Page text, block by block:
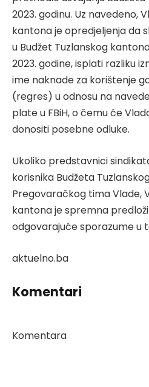
2023. godinu. Uz navedeno,
kantona je opredjeljenja da
u Budžet Tuzlanskog
2023. godine, isplati razliku
ime naknade za korištenje
(regres) u odnosu na
plate u FBiH, o čemu će
donositi posebne odluke.
Ukoliko predstavnici
korisnika Budžeta
Pregovaračkog tima Vlade,
kantona je spremna
odgovarajuće sporazume u
aktuelno.ba
Komentari
Komentara